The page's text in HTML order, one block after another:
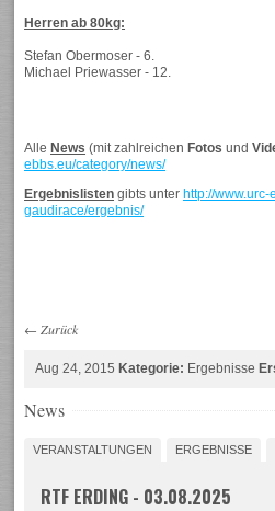
Herren ab 80kg:
Stefan Obermoser - 6.
Michael Priewasser - 12.
AlleNews (mit zahlreichenFotos und
ebbs.eu/category/news/
Ergebnislisten gibts unterhttp://
gaudirace/ergebnis/
← Zurück
Aug 24, 2015Kategorie: Ergebnisse
News
VERANSTALTUNGEN ERGEBNISSE
RTF ERDING - 03.08.2025